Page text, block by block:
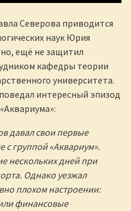
Северова приводится
наук Юрия
ещё не защитил
кафедры теории
университета.
интересный эпизод
давал свои первые
группой «Аквариум».
нескольких дней при
Однако уезжал
плохом настроении:
финансовые